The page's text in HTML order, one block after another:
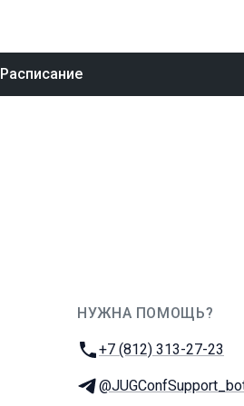
Расписание
НУЖНА ПОМОЩЬ?
Телефон:
+7 (812) 313-27-23
Телеграм: